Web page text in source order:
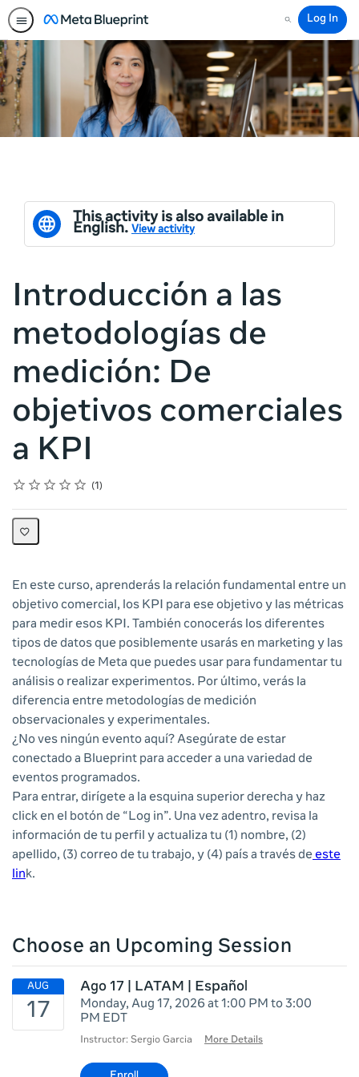
Search
Log In
This activity is also available in
English. View activity
Introducción a las
metodologías de
medición: De
objetivos comerciales
a KPI
Rating
1 star
2 stars
3 stars
4 stars
5 stars
Average rating: 5.0
1
1 review
En este curso, aprenderás la relación fundamental entre un
objetivo comercial, los KPI para ese objetivo y las métricas
para medir esos KPI. También conocerás los diferentes
tipos de datos que posiblemente usarás en marketing y las
tecnologías de Meta que puedes usar para fundamentar tu
análisis o realizar experimentos. Por último, verás la
diferencia entre metodologías de medición
observacionales y experimentales.
¿No ves ningún evento aquí? Asegúrate de estar
conectado a Blueprint para acceder a una variedad de
eventos programados.
Para entrar, dirígete a la esquina superior derecha y haz
click en el botón de “Log in”. Una vez adentro, revisa la
información de tu perfil y actualiza tu (1) nombre, (2)
apellido, (3) correo de tu trabajo, y (4) país a través de este
link.
Choose an Upcoming Session
Ago 17 | LATAM | Español
Monday, Aug 17, 2026 at 1:00 PM to 3:00
PM EDT
Instructor: Sergio Garcia More Details